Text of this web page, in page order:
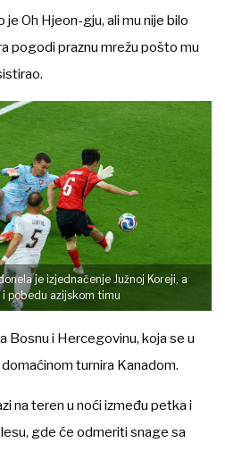
je Oh Hjeon-gju, ali mu nije bilo
pogodi praznu mrežu pošto mu
je izjednačenje Južnoj Koreji, a
pobedu azijskom timu
Bosnu i Hercegovinu, koja se u
turnira Kanadom.
na teren u noći između petka i
gde će odmeriti snage sa